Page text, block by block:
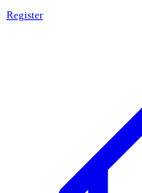
Register